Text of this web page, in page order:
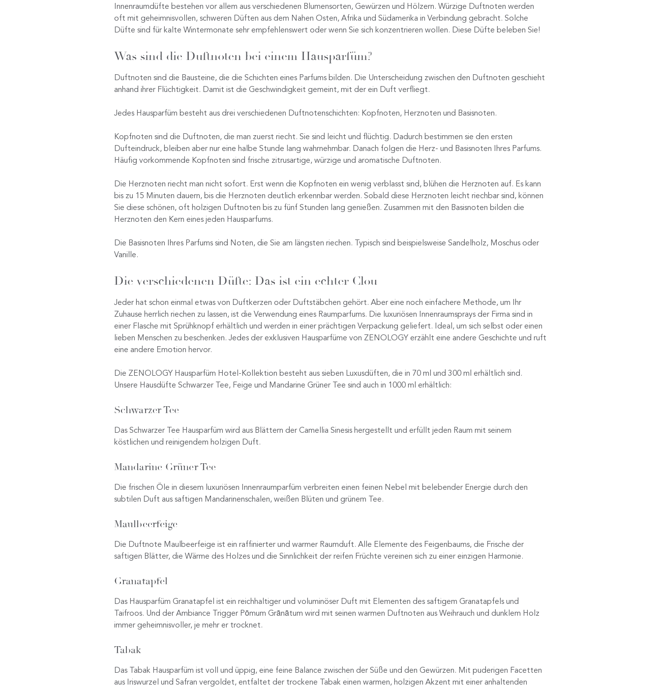
Innenraumdüfte bestehen vor allem aus verschiedenen Blumensorten, Gewürzen und Hölzern. Würzige Duftnoten werden
oft mit geheimnisvollen, schweren Düften aus dem Nahen Osten, Afrika und Südamerika in Verbindung gebracht. Solche
Düfte sind für kalte Wintermonate sehr empfehlenswert oder wenn Sie sich konzentrieren wollen. Diese Düfte beleben Sie!
Was sind die Duftnoten bei einem Hausparfüm?
Duftnoten sind die Bausteine, die die Schichten eines Parfums bilden. Die Unterscheidung zwischen den Duftnoten geschieht
anhand ihrer Flüchtigkeit. Damit ist die Geschwindigkeit gemeint, mit der ein Duft verfliegt.
Jedes Hausparfüm besteht aus drei verschiedenen Duftnotenschichten: Kopfnoten, Herznoten und Basisnoten.
Kopfnoten sind die Duftnoten, die man zuerst riecht. Sie sind leicht und flüchtig. Dadurch bestimmen sie den ersten
Dufteindruck, bleiben aber nur eine halbe Stunde lang wahrnehmbar. Danach folgen die Herz- und Basisnoten Ihres Parfums.
Häufig vorkommende Kopfnoten sind frische zitrusartige, würzige und aromatische Duftnoten.
Die Herznoten riecht man nicht sofort. Erst wenn die Kopfnoten ein wenig verblasst sind, blühen die Herznoten auf. Es kann
bis zu 15 Minuten dauern, bis die Herznoten deutlich erkennbar werden. Sobald diese Herznoten leicht riechbar sind, können
Sie diese schönen, oft holzigen Duftnoten bis zu fünf Stunden lang genießen. Zusammen mit den Basisnoten bilden die
Herznoten den Kern eines jeden Hausparfums.
Die Basisnoten Ihres Parfums sind Noten, die Sie am längsten riechen. Typisch sind beispielsweise Sandelholz, Moschus oder
Vanille.
Die verschiedenen Düfte: Das ist ein echter Clou
Jeder hat schon einmal etwas von Duftkerzen oder Duftstäbchen gehört. Aber eine noch einfachere Methode, um Ihr
Zuhause herrlich riechen zu lassen, ist die Verwendung eines Raumparfums. Die luxuriösen Innenraumsprays der Firma sind in
einer Flasche mit Sprühknopf erhältlich und werden in einer prächtigen Verpackung geliefert. Ideal, um sich selbst oder einen
lieben Menschen zu beschenken. Jedes der exklusiven Hausparfüme von ZENOLOGY erzählt eine andere Geschichte und ruft
eine andere Emotion hervor.
Die ZENOLOGY Hausparfüm Hotel-Kollektion besteht aus sieben Luxusdüften, die in 70 ml und 300 ml erhältlich sind.
Unsere Hausdüfte Schwarzer Tee, Feige und Mandarine Grüner Tee sind auch in 1000 ml erhältlich:
Schwarzer Tee
Das Schwarzer Tee Hausparfüm wird aus Blättern der Camellia Sinesis hergestellt und erfüllt jeden Raum mit seinem
köstlichen und reinigendem holzigen Duft.
Mandarine Grüner Tee
Die frischen Öle in diesem luxuriösen Innenraumparfüm verbreiten einen feinen Nebel mit belebender Energie durch den
subtilen Duft aus saftigen Mandarinenschalen, weißen Blüten und grünem Tee.
Maulbeerfeige
Die Duftnote Maulbeerfeige ist ein raffinierter und warmer Raumduft. Alle Elemente des Feigenbaums, die Frische der
saftigen Blätter, die Wärme des Holzes und die Sinnlichkeit der reifen Früchte vereinen sich zu einer einzigen Harmonie.
Granatapfel
Das Hausparfüm Granatapfel ist ein reichhaltiger und voluminöser Duft mit Elementen des saftigem Granatapfels und
Taifroos. Und der Ambiance Trigger Pōmum Grānātum wird mit seinen warmen Duftnoten aus Weihrauch und dunklem Holz
immer geheimnisvoller, je mehr er trocknet.
Tabak
Das Tabak Hausparfüm ist voll und üppig, eine feine Balance zwischen der Süße und den Gewürzen. Mit puderigen Facetten
aus Iriswurzel und Safran vergoldet, entfaltet der trockene Tabak einen warmen, holzigen Akzent mit einer anhaltenden